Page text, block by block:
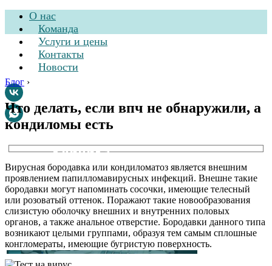
О нас
Команда
Услуги и цены
Контакты
Новости
Стоматологическая
клиника
Блог ›
Что делать, если впч не обнаружили, а
кондиломы есть
Вирусная бородавка или кондиломатоз является внешним
проявлением папилломавирусных инфекций. Внешне такие
бородавки могут напоминать сосочки, имеющие телесный
или розоватый оттенок. Поражают такие новообразования
слизистую оболочку внешних и внутренних половых
органов, а также анальное отверстие. Бородавки данного типа
возникают целыми группами, образуя тем самым сплошные
конгломераты, имеющие бугристую поверхность.